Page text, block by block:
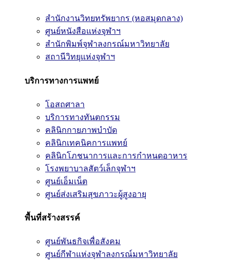
สำนักงานวิทยทรัพยากร (หอสมุดกลาง)
ศูนย์หนังสือแห่งจุฬาฯ
สำนักพิมพ์จุฬาลงกรณ์มหาวิทยาลัย
สถานีวิทยุแห่งจุฬาฯ
บริการทางการแพทย์
โอสถศาลา
บริการทางทันตกรรม
คลินิกกายภาพบำบัด
คลินิกเทคนิคการแพทย์
คลินิกโภชนาการและการกำหนดอาหาร
โรงพยาบาลสัตว์เล็กจุฬาฯ
ศูนย์เอ็มเน็ต
ศูนย์ส่งเสริมสุขภาวะผู้สูงอายุ
พื้นที่สร้างสรรค์
ศูนย์พันธกิจเพื่อสังคม
ศูนย์กีฬาแห่งจุฬาลงกรณ์มหาวิทยาลัย